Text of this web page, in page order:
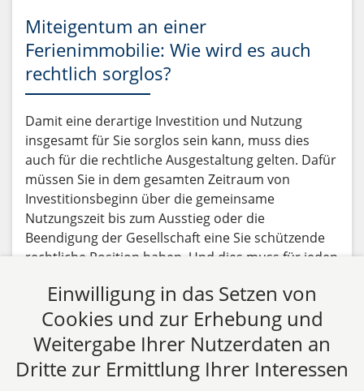
Miteigentum an einer
Ferienimmobilie: Wie wird es auch
rechtlich sorglos?
Damit eine derartige Investition und Nutzung
insgesamt für Sie sorglos sein kann, muss dies
auch für die rechtliche Ausgestaltung gelten. Dafür
müssen Sie in dem gesamten Zeitraum von
Investitionsbeginn über die gemeinsame
Nutzungszeit bis zum Ausstieg oder die
Beendigung der Gesellschaft eine Sie schützende
rechtliche Position haben. Und dies muss für jeden
gelten.
Beitrag lesen
Einwilligung in das Setzen von
Cookies und zur Erhebung und
Weitergabe Ihrer Nutzerdaten an
Dritte zur Ermittlung Ihrer Interessen